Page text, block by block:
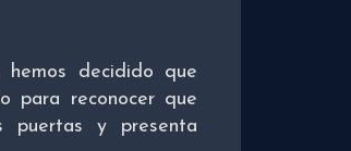
decidido que
para reconocer que
y presenta